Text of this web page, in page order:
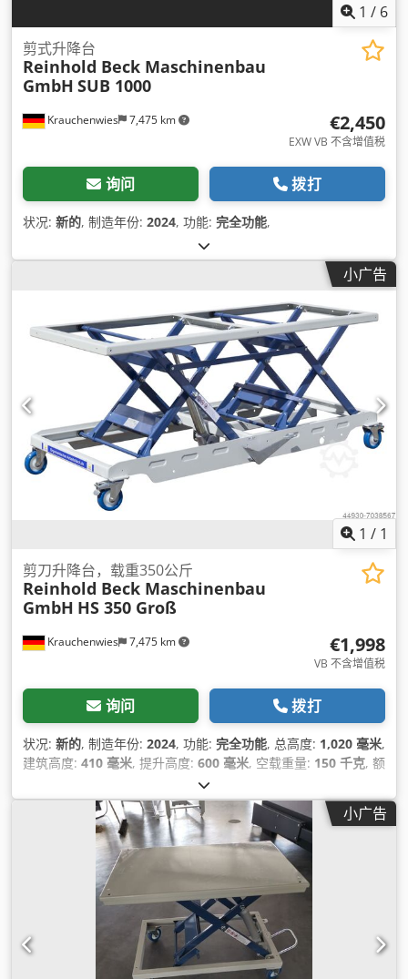
1 / 6
Krauchenwies 7,475 km
剪式升降台
Reinhold Beck Maschinenbau
GmbH SUB 1000
€2,450
EXW VB 不含增值税
询问 拨打
状况: 新的, 制造年份: 2024, 功能: 完全功能,
小广告
1 / 1
Krauchenwies 7,475 km
剪刀升降台，载重350公斤
Reinhold Beck Maschinenbau
GmbH HS 350 Groß
€1,998
VB 不含增值税
询问 拨打
状况: 新的, 制造年份: 2024, 功能: 完全功能, 总高度: 1,020 毫米,
建筑高度: 410 毫米, 提升高度: 600 毫米, 空载重量: 150 千克, 额
1,900 毫米
限:24 个月,
小广告